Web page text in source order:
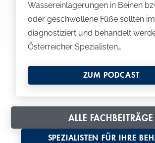
Wassereinlagerungen in Beinen
oder geschwollene Füße sollten
diagnostiziert und behandelt
Österreicher Spezialisten…
ZUM PODCAST
ALLE FACHBEITRÄGE
SPEZIALISTEN FÜR IHRE